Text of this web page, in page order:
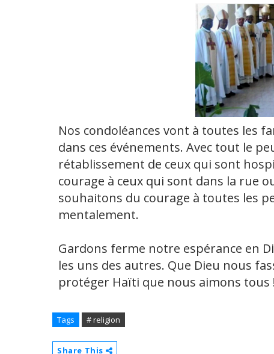
Nos condoléances vont à toutes les
dans ces événements. Avec tout le
rétablissement de ceux qui sont
courage à ceux qui sont dans la rue
souhaitons du courage à toutes les
mentalement.
Gardons ferme notre espérance en
les uns des autres. Que Dieu nous
protéger Haïti que nous aimons tous
Tags # religion
Share This